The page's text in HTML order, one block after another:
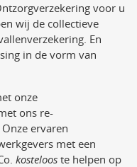
voor u
wij de collectieve
En
in de vorm van
onze
ons re-
ervaren
met een
kosteloos te helpen op